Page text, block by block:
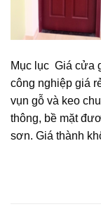
Mục lục Giá cửa
công nghiệp giá
vụn gỗ và keo
thông, bề mặt
sơn. Giá thành